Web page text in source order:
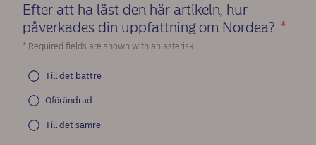
Efter att ha läst den här artikeln, hur
påverkades din uppfattning om Nordea? *
* Required fields are shown with an asterisk.
Till det bättre
Oförändrad
Till det sämre